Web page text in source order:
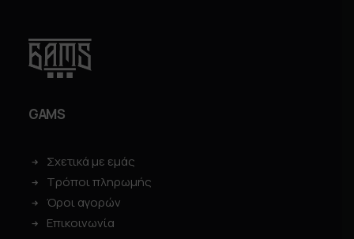
GAMS
Σχετικά με εμάς
Τρόποι πληρωμής
Όροι αγορών
Επικοινωνία